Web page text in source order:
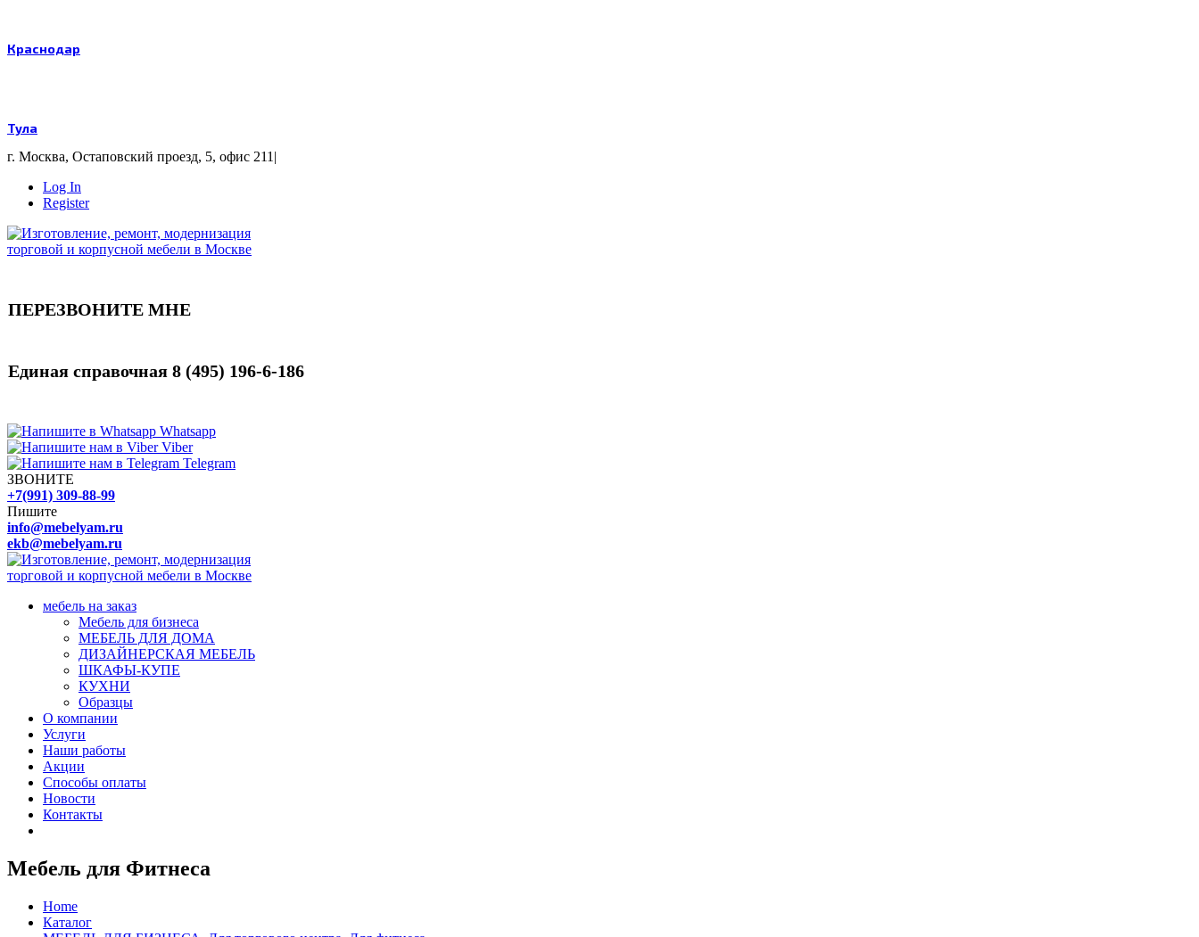
Краснодар
Тула
г. Москва, Остаповский проезд, 5, офис 211 |
Log In
Register
ПЕРЕЗВОНИТЕ МНЕ
Единая справочная 8 (495) 196-6-186
Whatsapp
Viber
Telegram
ЗВОНИТЕ
+7(991) 309-88-99
Пишите
info@mebelyam.ru
ekb@mebelyam.ru
мебель на заказ
Мебель для бизнеса
МЕБЕЛЬ ДЛЯ ДОМА
ДИЗАЙНЕРСКАЯ МЕБЕЛЬ
ШКАФЫ-КУПЕ
КУХНИ
Образцы
О компании
Услуги
Наши работы
Акции
Способы оплаты
Новости
Контакты
Мебель для Фитнеса
Home
Каталог